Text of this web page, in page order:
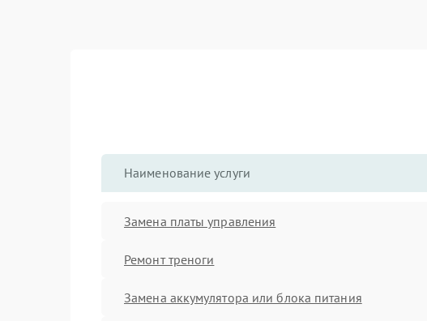
Наименование услуги
Замена платы управления
Ремонт треноги
Замена аккумулятора или блока питания